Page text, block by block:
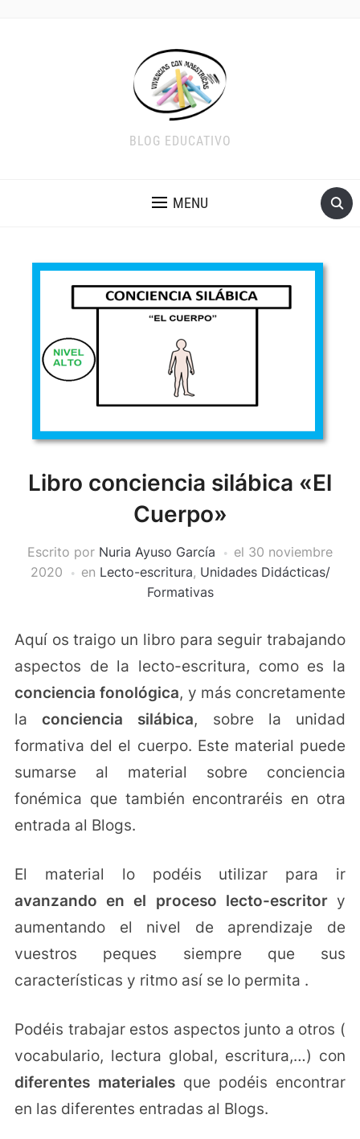
BLOG EDUCATIVO
MENU
Libro conciencia silábica «El
Cuerpo»
Escrito por Nuria Ayuso García el 30 noviembre
2020
en Lecto-escritura, Unidades Didácticas/
Formativas
Aquí os traigo un libro para seguir trabajando
aspectos de la lecto-escritura, como es la
conciencia fonológica, y más concretamente
laconciencia silábica, sobre la unidad
formativa del el cuerpo. Este material puede
sumarse al material sobre conciencia
fonémica que también encontraréis en otra
entrada al Blogs.
El material lo podéis utilizar para ir
avanzando en el proceso lecto-escritory
aumentando el nivel de aprendizaje de
vuestros peques siempre que sus
características y ritmo así se lo permita .
Podéis trabajar estos aspectos junto a otros (
vocabulario, lectura global, escritura,…) con
diferentes materialesque podéis encontrar
en las diferentes entradas al Blogs.